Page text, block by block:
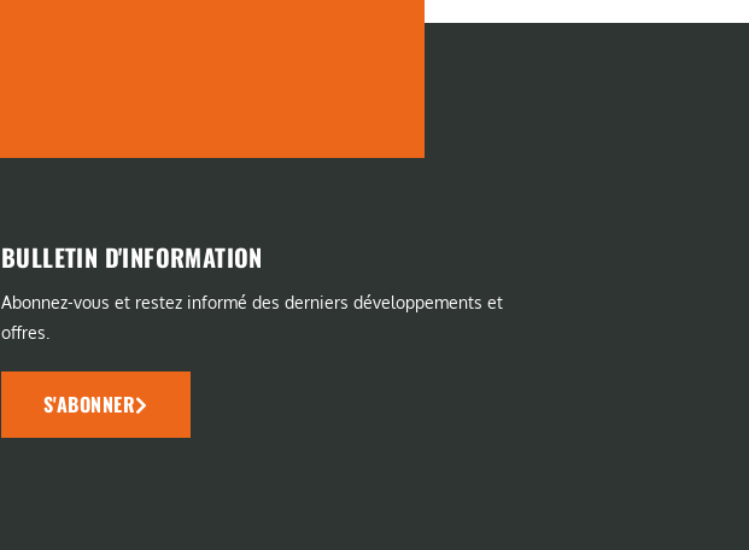
BULLETIN D'INFORMATION
Abonnez-vous et restez informé des derniers développements et
offres.
S'ABONNER